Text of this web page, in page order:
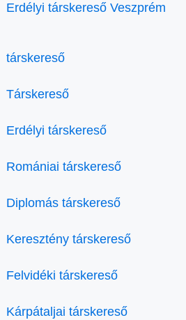
Erdélyi társkereső Veszprém
társkereső
Társkereső
Erdélyi társkereső
Romániai társkereső
Diplomás társkereső
Keresztény társkereső
Felvidéki társkereső
Kárpátaljai társkereső